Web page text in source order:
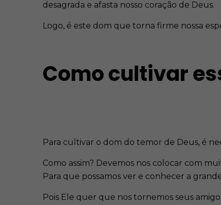
desagrada e afasta nosso coração de Deus.
Logo, é este dom que torna firme nossa
Como cultivar
Para cultivar o dom do temor de Deus, é
Como assim? Devemos nos colocar com
Para que possamos ver e conhecer a
Pois Ele quer que nos tornemos seus